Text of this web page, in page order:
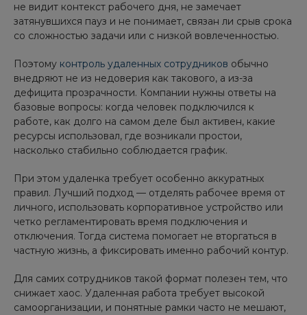
не видит контекст рабочего дня, не замечает
затянувшихся пауз и не понимает, связан ли срыв срока
со сложностью задачи или с низкой вовлеченностью.
Поэтому контроль удаленных сотрудников обычно
внедряют не из недоверия как такового, а из-за
дефицита прозрачности. Компании нужны ответы на
базовые вопросы: когда человек подключился к
работе, как долго на самом деле был активен, какие
ресурсы использовал, где возникали простои,
насколько стабильно соблюдается график.
При этом удаленка требует особенно аккуратных
правил. Лучший подход — отделять рабочее время от
личного, использовать корпоративное устройство или
четко регламентировать время подключения и
отключения. Тогда система помогает не вторгаться в
частную жизнь, а фиксировать именно рабочий контур.
Для самих сотрудников такой формат полезен тем, что
снижает хаос. Удаленная работа требует высокой
самоорганизации, и понятные рамки часто не мешают,